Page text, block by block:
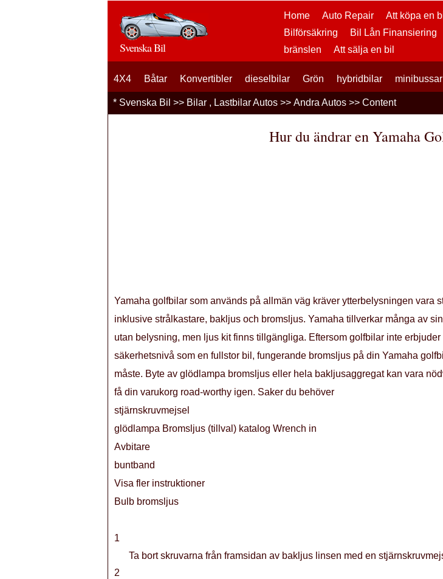
Home Auto Repair Att köpa en
Bilförsäkring
Bil Lån Finansiering
bränslen
Att sälja en bil
Svenska Bil
4X4 Båtar Konvertibler dieselbilar Grön hybridbilar minibussar
* Svenska Bil >> Bilar , Lastbilar Autos >> Andra Autos >> Content
Hur du ändrar en Yamaha
Yamaha golfbilar som används på allmän väg kräver ytterbelysningen vara
inklusive strålkastare, bakljus och bromsljus. Yamaha tillverkar många av
utan belysning, men ljus kit finns tillgängliga. Eftersom golfbilar inte erbjuder
säkerhetsnivå som en fullstor bil, fungerande bromsljus på din Yamaha
måste. Byte av glödlampa bromsljus eller hela bakljusaggregat kan vara
få din varukorg road-worthy igen. Saker du behöver
stjärnskruvmejsel
glödlampa Bromsljus (tillval) katalog Wrench in
Avbitare
buntband
Visa fler instruktioner
Bulb bromsljus
1
Ta bort skruvarna från framsidan av bakljus linsen med en
2